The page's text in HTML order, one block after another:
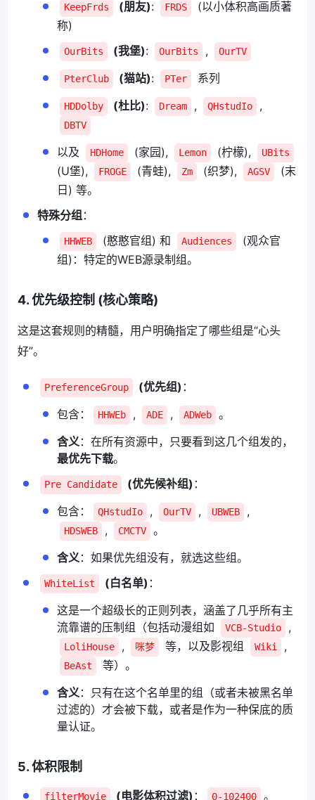
KeepFrds (朋友): FRDS
(以小体积高画质著
称)
OurBits (我堡): OurBits , OurTV
PterClub (猫站): PTer 系列
HDDolby (杜比): Dream , QHstudIo ,
DBTV
以及 HDHome (家园), Lemon (柠檬), UBits
(U堡), FROGE (青蛙), Zm (织梦), AGSV
(末
日) 等。
特殊分组 ：
HHWEB (憨憨官组) 和 Audiences
(观众官
组)：特定的WEB源录制组。
4. 优先级控制 (核心策略)
这是这套规则的精髓，用户明确指定了哪些组是“心头
好”。
PreferenceGroup (优先组) ：
包含：
HHWEb , ADE , ADWeb
。
含义 ：在所有资源中，只要看到这几个组发的，
最优先下载。
Pre Candidate (优先候补组) ：
包含：
QHstudIo , OurTV , UBWEB ,
HDSWEB , CMCTV
。
含义 ：如果优先组没有，就选这些组。
WhiteList (白名单) ：
这是一个超级长的正则列表，涵盖了几乎所有主
流靠谱的压制组（包括动漫组如
VCB-Studio ,
LoliHouse , 咪梦 等，以及影视组 Wiki ,
BeAst
等）。
含义 ：只有在这个名单里的组（或者未被黑名单
过滤的）才会被下载，或者是作为一种保底的质
量认证。
5. 体积限制
filterMovie (电影体积过滤) ： 0-102400 。